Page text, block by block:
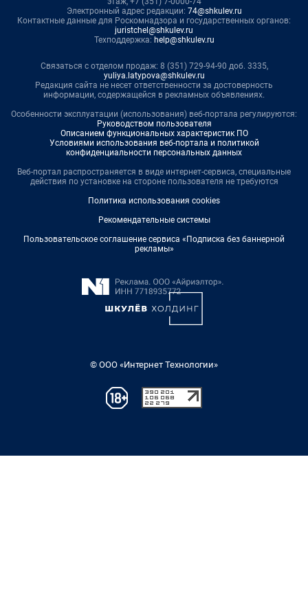
Электронный адрес редакции: 74@shkulev.ru
Контактные данные для Роскомнадзора и государственных органов:
juristchel@shkulev.ru
Техподдержка: help@shkulev.ru
Связаться с отделом продаж: 8 (351) 729-94-90 доб. 3335,
yuliya.latypova@shkulev.ru
Редакция сайта не несет ответственности за достоверность
информации, содержащейся в рекламных объявлениях.
Особенности эксплуатации (использования) веб-портала регулируются:
Руководством пользователя
Описанием функциональных характеристик ПО
Условиями использования веб-портала и политикой
конфиденциальности персональных данных
Веб-портал распространяется в виде интернет-сервиса, специальные
действия по установке на стороне пользователя не требуются
Политика использования cookies
Рекомендательные системы
Пользовательское соглашение сервиса «Подписка без баннерной
рекламы»
© ООО «Интернет Технологии»